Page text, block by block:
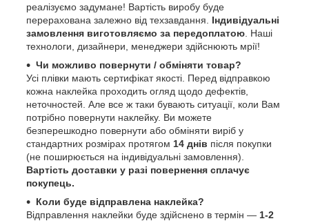
реалізуємо задумане! Вартість виробу буде
перерахована залежно від техзавдання. Індивідуальні
замовлення виготовляємо за передоплатою . Наші
технологи, дизайнери, менеджери здійснюють мрії!
Чи можливо повернути / обміняти товар?
Усі плівки мають сертифікат якості. Перед відправкою
кожна наклейка проходить огляд щодо дефектів,
неточностей. Але все ж таки бувають ситуації, коли Вам
потрібно повернути наклейку. Ви можете
безперешкодно повернути або обміняти виріб у
стандартних розмірах протягом 14 днів після покупки
(не поширюється на індивідуальні замовлення).
Вартість доставки у разі повернення сплачує
покупець.
Коли буде відправлена наклейка?
Відправлення наклейки буде здійснено в термін — 1-2